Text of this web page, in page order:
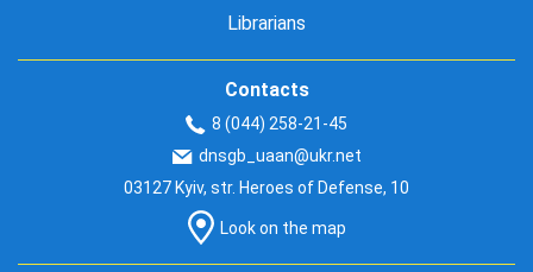
Librarians
Contacts
8 (044) 258-21-45
dnsgb_uaan@ukr.net
03127 Kyiv, str. Heroes of Defense, 10
Look on the map